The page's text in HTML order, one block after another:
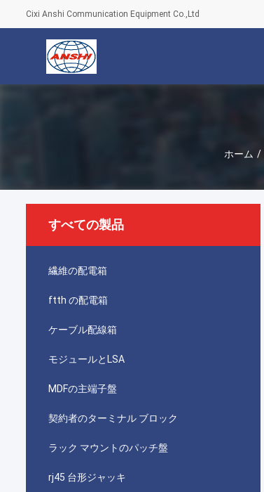
Cixi Anshi Communication Equipment Co.,Ltd
ホーム /
すべての製品
繊維の配電箱
ftth の配電箱
ケーブル配線箱
モジュールとLSA
MDFの主端子盤
契約者のターミナル ブロック
ラック マウントのパッチ盤
rj45 台形ジャッキ